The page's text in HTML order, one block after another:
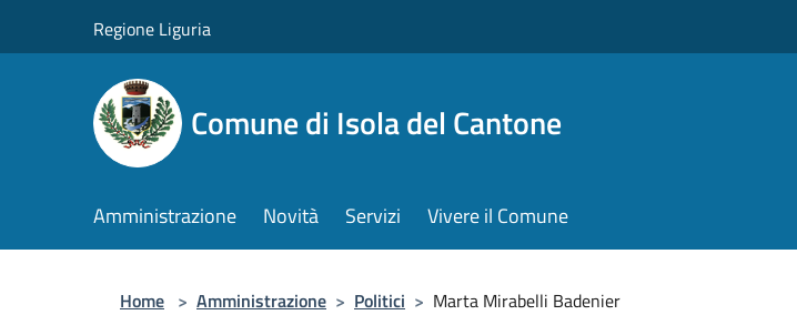
Regione Liguria
Comune di Isola del Cantone
Amministrazione Novità Servizi Vivere il Comune
Home > Amministrazione > Politici > Marta Mirabelli Badenier